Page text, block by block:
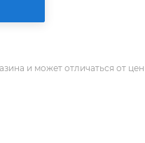
и может отличаться от